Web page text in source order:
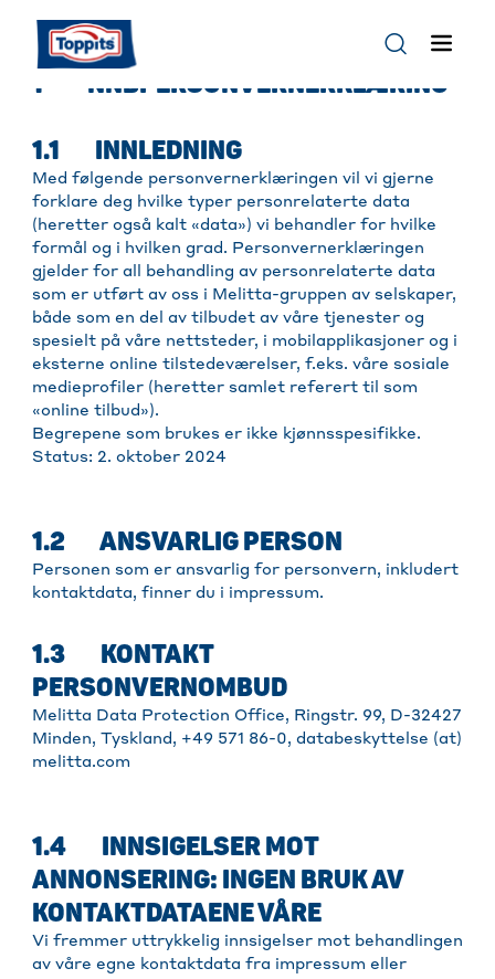
1 NNBPERSONVERNERKLÆRING
1.1 INNLEDNING
Med følgende personvernerklæringen vil vi gjerne
forklare deg hvilke typer personrelaterte data
(heretter også kalt «data») vi behandler for hvilke
formål og i hvilken grad. Personvernerklæringen
gjelder for all behandling av personrelaterte data
som er utført av oss i Melitta-gruppen av selskaper,
både som en del av tilbudet av våre tjenester og
spesielt på våre nettsteder, i mobilapplikasjoner og i
eksterne online tilstedeværelser, f.eks. våre sosiale
medieprofiler (heretter samlet referert til som
«online tilbud»).
Begrepene som brukes er ikke kjønnsspesifikke.
Status: 2. oktober 2024
1.2 ANSVARLIG PERSON
Personen som er ansvarlig for personvern, inkludert
kontaktdata, finner du i impressum.
1.3 KONTAKT
PERSONVERNOMBUD
Melitta Data Protection Office, Ringstr. 99, D-32427
Minden, Tyskland, +49 571 86-0, databeskyttelse (at)
melitta.com
1.4 INNSIGELSER MOT
ANNONSERING: INGEN BRUK AV
KONTAKTDATAENE VÅRE
Vi fremmer uttrykkelig innsigelser mot behandlingen
av våre egne kontaktdata fra impressum eller